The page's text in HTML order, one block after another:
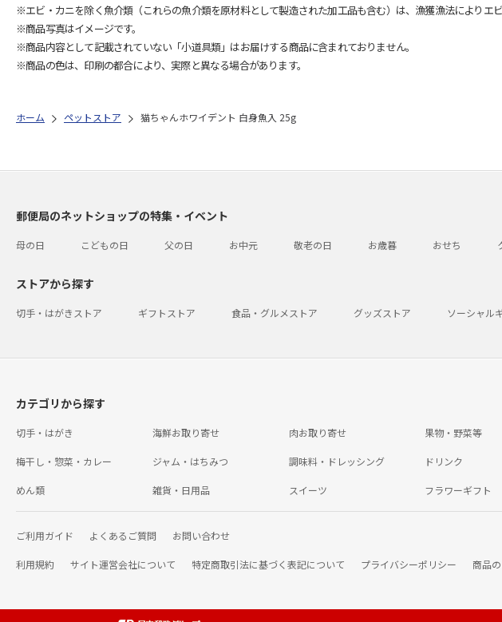
※エビ・カニを除く魚介類（これらの魚介類を原材料として製造された加工品も含む）は、漁獲漁法によりエ
※商品写真はイメージです。
※商品内容として記載されていない「小道具類」はお届けする商品に含まれておりません。
※商品の色は、印刷の都合により、実際と異なる場合があります。
ホーム ペットストア 猫ちゃんホワイデント 白身魚入 25g
郵便局のネットショップの特集・イベント
母の日 こどもの日 父の日 お中元 敬老の日 お歳暮 おせち
ストアから探す
切手・はがきストア ギフトストア 食品・グルメストア グッズストア ソーシャル
カテゴリから探す
切手・はがき 海鮮お取り寄せ 肉お取り寄せ 果物・野菜等
梅干し・惣菜・カレー ジャム・はちみつ 調味料・ドレッシング ドリンク
めん類 雑貨・日用品 スイーツ フラワーギフト
ご利用ガイド よくあるご質問 お問い合わせ
利用規約 サイト運営会社について 特定商取引法に基づく表記について プライバシーポリシー 商品